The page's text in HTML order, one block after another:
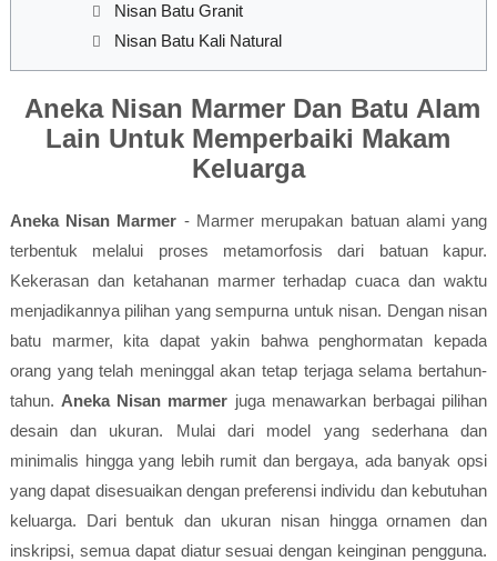
Nisan Batu Granit
Nisan Batu Kali Natural
Aneka Nisan Marmer Dan Batu Alam
Lain Untuk Memperbaiki Makam
Keluarga
Aneka Nisan Marmer - Marmer merupakan batuan alami yang
terbentuk melalui proses metamorfosis dari batuan kapur.
Kekerasan dan ketahanan marmer terhadap cuaca dan waktu
menjadikannya pilihan yang sempurna untuk nisan. Dengan nisan
batu marmer, kita dapat yakin bahwa penghormatan kepada
orang yang telah meninggal akan tetap terjaga selama bertahun-
tahun. Aneka Nisan marmer juga menawarkan berbagai pilihan
desain dan ukuran. Mulai dari model yang sederhana dan
minimalis hingga yang lebih rumit dan bergaya, ada banyak opsi
yang dapat disesuaikan dengan preferensi individu dan kebutuhan
keluarga. Dari bentuk dan ukuran nisan hingga ornamen dan
inskripsi, semua dapat diatur sesuai dengan keinginan pengguna.